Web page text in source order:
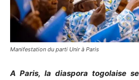
Manifestation du parti Unir à Paris
A Paris, la diaspora togolaise